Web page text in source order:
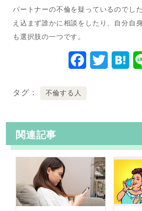
パートナーの不倫を疑っているのでし
え込まず誰かに相談をしたり、自分自
も選択肢の一つです。
o
o
e
H
a
タグ 不倫する人
関連記事